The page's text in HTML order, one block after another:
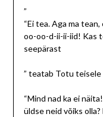
”
“Ei tea. Aga ma
oo-oo-d-ii-ii-iid! Kas
seepärast
” teatab Totu teisele
“Mind nad ka ei
üldse neid võiks olla?